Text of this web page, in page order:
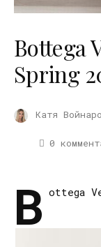
Bottega
Spring
Катя
0
B ottega